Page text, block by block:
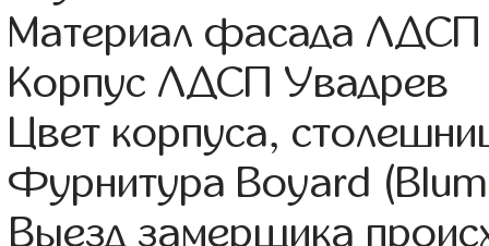
Материал фасада ЛДСП
Корпус ЛДСП Увадрев
Цвет корпуса,
Фурнитура Boyard
Выезд замерщика